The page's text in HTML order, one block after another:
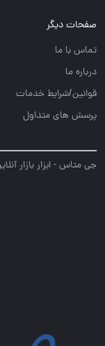
صفحات دیگر
تماس با ما
درباره ما
قوانین/شرایط خدمات
پرسش های متداول
جی متاس - ابزار بازار